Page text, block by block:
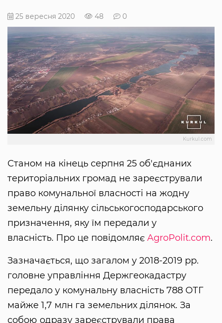
25 вересня 2020 48 0
Kurkul.com
Станом на кінець серпня 25 об'єднаних
територіальних громад не зареєстрували
право комунальної власності на жодну
земельну ділянку сільськогосподарського
призначення, яку їм передали у
власність. Про це повідомляє AgroPolit.com.
Зазначається, що загалом у 2018-2019 рр.
головне управління Держгеокадастру
передало у комунальну власність 788 ОТГ
майже 1,7 млн га земельних ділянок. За
собою одразу зареєстрували права